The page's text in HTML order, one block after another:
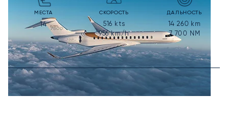
МЕСТА
14
СКОРОСТЬ
516 kts
956km/h
ДАЛЬНОСТЬ
14 260 km
7 700 NM